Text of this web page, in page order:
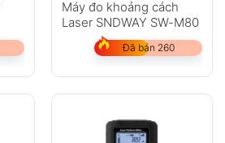
Máy đo khoảng cách
Laser SNDWAY SW-M80
Đã bán 260